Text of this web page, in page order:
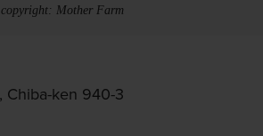
Mother Farm
940-3 Tagura, Futtsu-shi, Chiba-ken